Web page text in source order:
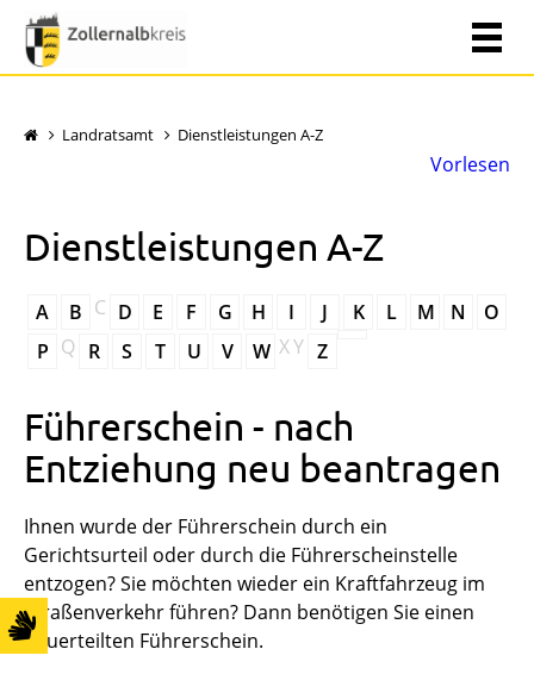
Landratsamt Dienstleistungen A-Z
Vorlesen
Dienstleistungen A-Z
A B C D E F G H I J K L M N
O
P Q R S T U V W XY Z
Führerschein - nach
Entziehung neu beantragen
Ihnen wurde der Führerschein durch ein
Gerichtsurteil oder durch die Führerscheinstelle
entzogen? Sie möchten wieder ein Kraftfahrzeug im
Straßenverkehr führen? Dann benötigen Sie einen
neuerteilten Führerschein.